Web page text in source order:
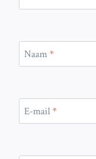
Naam*
E-mail*